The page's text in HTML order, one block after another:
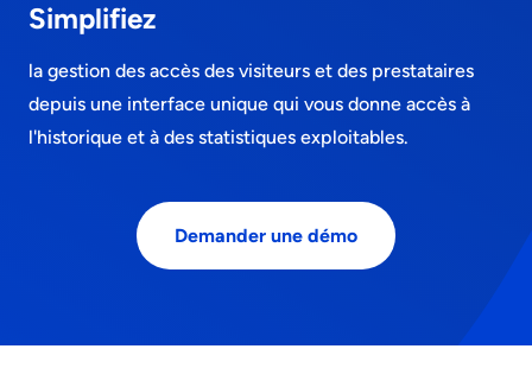
Simplifiez
la gestion des accès des visiteurs et des prestataires
depuis une interface unique qui vous donne accès à
l'historique et à des statistiques exploitables.
Demander une démo